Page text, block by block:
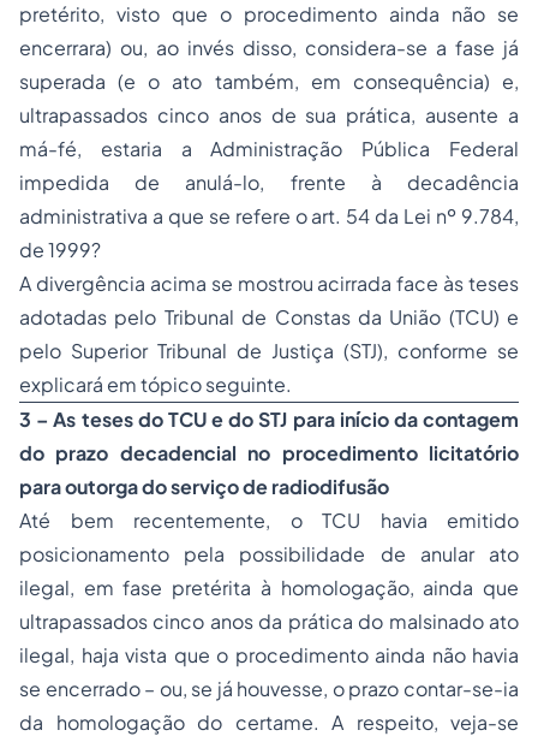
pretérito, visto que o procedimento ainda não se
encerrara) ou, ao invés disso, considera-se a fase já
superada (e o ato também, em consequência) e,
ultrapassados cinco anos de sua prática, ausente a
má-fé, estaria a Administração Pública Federal
impedida de anulá-lo, frente à decadência
administrativa a que se refere o art. 54 da Lei nº 9.784,
de 1999?
A divergência acima se mostrou acirrada face às teses
adotadas pelo Tribunal de Constas da União (TCU) e
pelo Superior Tribunal de Justiça (STJ), conforme se
explicará em tópico seguinte.
3 – As teses do TCU e do STJ para início da contagem
do prazo decadencial no procedimento licitatório
para outorga do serviço de radiodifusão
Até bem recentemente, o TCU havia emitido
posicionamento pela possibilidade de anular ato
ilegal, em fase pretérita à homologação, ainda que
ultrapassados cinco anos da prática do malsinado ato
ilegal, haja vista que o procedimento ainda não havia
se encerrado – ou, se já houvesse, o prazo contar-se-ia
da homologação do certame. A respeito, veja-se